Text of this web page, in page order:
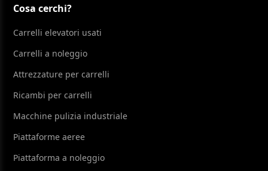
Cosa cerchi?
Carrelli elevatori usati
Carrelli a noleggio
Attrezzature per carrelli
Ricambi per carrelli
Macchine pulizia industriale
Piattaforme aeree
Piattaforma a noleggio